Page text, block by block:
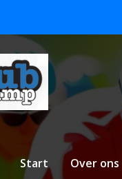
Start Over ons